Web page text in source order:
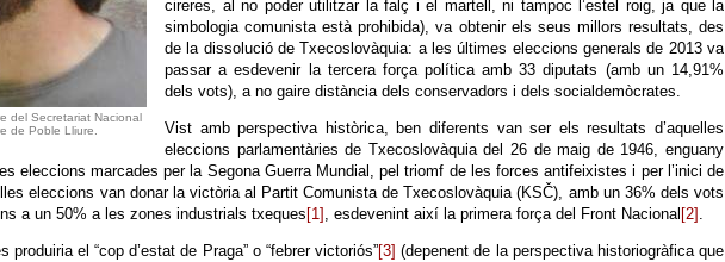
del Secretariat Nacional
de Poble Lliure.
cireres, al no poder utilitzar la falç i el martell, ni tampoc l’estel roig, ja que la
simbologia comunista està prohibida), va obtenir els seus millors resultats, des
de la dissolució de Txecoslovàquia: a les últimes eleccions generals de 2013 va
passar a esdevenir la tercera força política amb 33 diputats (amb un 14,91%
dels vots), a no gaire distància dels conservadors i dels socialdemòcrates.
Vist amb perspectiva històrica, ben diferents van ser els resultats d’aquelles
eleccions parlamentàries de Txecoslovàquia del 26 de maig de 1946, enguany
eleccions marcades per la Segona Guerra Mundial, pel triomf de les forces antifeixistes i per l’inici de
eleccions van donar la victòria al Partit Comunista de Txecoslovàquia (KSČ), amb un 36% dels vots
a un 50% a les zones industrials txeques[1] , esdevenint així la primera força del Front Nacional [2] .
el “cop d’estat de Praga” o “febrer victoriós”[3] (depenent de la perspectiva historiogràfica que